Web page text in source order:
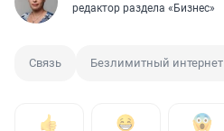
редактор раздела «Бизнес»
Связь Безлимитный интернет